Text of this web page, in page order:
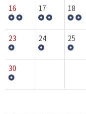
16 17 18
23 24 25
30